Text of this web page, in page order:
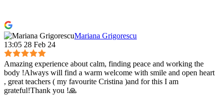
Mariana Grigorescu
13:05 28 Feb 24
Amazing experience about calm, finding peace and working the
body !Always will find a warm welcome with smile and open heart
, great teachers ( my favourite Cristina )and for this I am
grateful!Thank you !🙏